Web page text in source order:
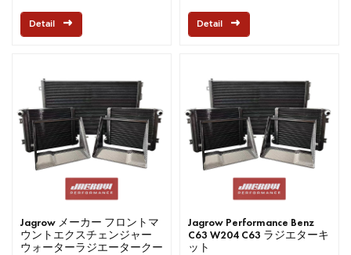
Detail Detail
Jagrow メーカー フロントマ
ウントエクスチェンジャー
ウォーターラジエータークー
Jagrow Performance Benz
C63 W204 C63 ラジエターキ
ット